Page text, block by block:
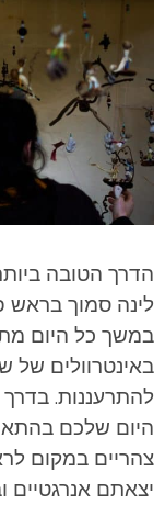
הדרך הטובה
לינה סמוך בראש
במשך כל היום
באינטרוולים
להתרעננות. בדרך
היום שלכם
צהריים במקום
יצאתם